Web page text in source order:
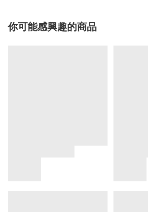
你可能感興趣的商品